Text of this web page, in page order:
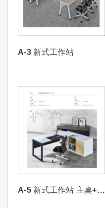
A-3 新式工作站
A-5 新式工作站 主桌+側